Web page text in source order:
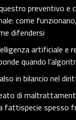
preventivo e
come
difendersi
artificiale e
quando
in bilancio nel
di
fattispecie spesso